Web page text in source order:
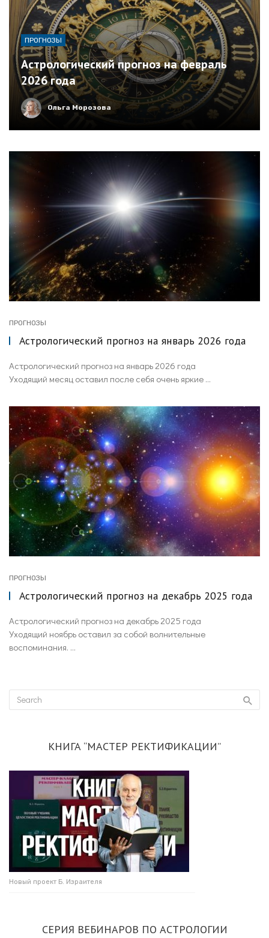
ПРОГНОЗЫ
Астрологический прогноз на февраль
2026 года
Ольга Морозова
ПРОГНОЗЫ
Астрологический прогноз на январь 2026 года
Астрологический прогноз на январь 2026 года
Уходящий месяц оставил после себя очень яркие ...
ПРОГНОЗЫ
Астрологический прогноз на декабрь 2025 года
Астрологический прогноз на декабрь 2025 года
Уходящий ноябрь оставил за собой волнительные
воспоминания. ...
КНИГА “МАСТЕР РЕКТИФИКАЦИИ”
Новый проект Б. Израителя
СЕРИЯ ВЕБИНАРОВ ПО АСТРОЛОГИИ